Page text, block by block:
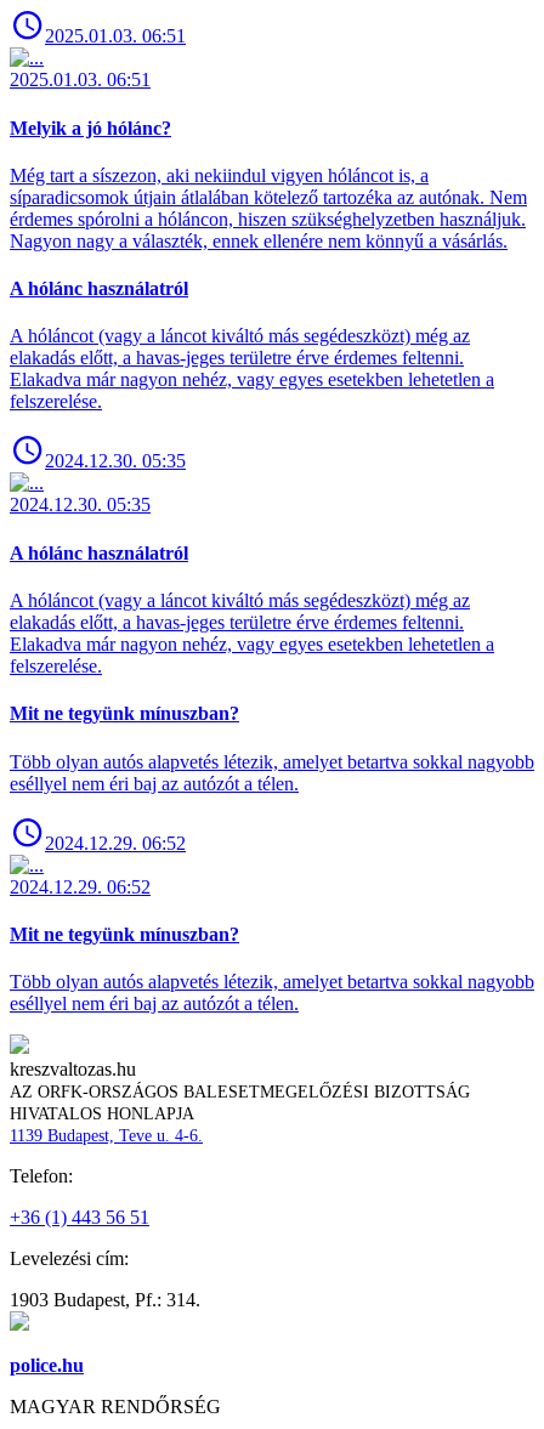
2025.01.03. 06:51
2025.01.03. 06:51
Melyik a jó hólánc?
Még tart a síszezon, aki nekiindul vigyen hóláncot is, a
síparadicsomok útjain átlalában kötelező tartozéka az autónak. Nem
érdemes spórolni a hóláncon, hiszen szükséghelyzetben használjuk.
Nagyon nagy a választék, ennek ellenére nem könnyű a vásárlás.
A hólánc használatról
A hóláncot (vagy a láncot kiváltó más segédeszközt) még az
elakadás előtt, a havas-jeges területre érve érdemes feltenni.
Elakadva már nagyon nehéz, vagy egyes esetekben lehetetlen a
felszerelése.
2024.12.30. 05:35
2024.12.30. 05:35
A hólánc használatról
A hóláncot (vagy a láncot kiváltó más segédeszközt) még az
elakadás előtt, a havas-jeges területre érve érdemes feltenni.
Elakadva már nagyon nehéz, vagy egyes esetekben lehetetlen a
felszerelése.
Mit ne tegyünk mínuszban?
Több olyan autós alapvetés létezik, amelyet betartva sokkal nagyobb
eséllyel nem éri baj az autózót a télen.
2024.12.29. 06:52
2024.12.29. 06:52
Mit ne tegyünk mínuszban?
Több olyan autós alapvetés létezik, amelyet betartva sokkal nagyobb
eséllyel nem éri baj az autózót a télen.
kreszvaltozas.hu
AZ ORFK-ORSZÁGOS BALESETMEGELŐZÉSI BIZOTTSÁG
HIVATALOS HONLAPJA
1139 Budapest, Teve u. 4-6.
Telefon:
+36 (1) 443 56 51
Levelezési cím:
1903 Budapest, Pf.: 314.
police.hu
MAGYAR RENDŐRSÉG